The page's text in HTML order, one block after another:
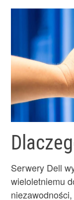
Serwery Dell
wieloletniemu